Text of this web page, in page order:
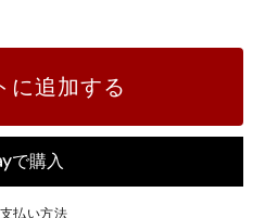
に追加する
払い方法